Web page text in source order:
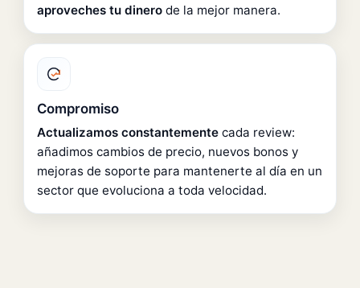
aproveches tu dinero de la mejor manera.
Compromiso
Actualizamos constantemente cada review:
añadimos cambios de precio, nuevos bonos y
mejoras de soporte para mantenerte al día en un
sector que evoluciona a toda velocidad.